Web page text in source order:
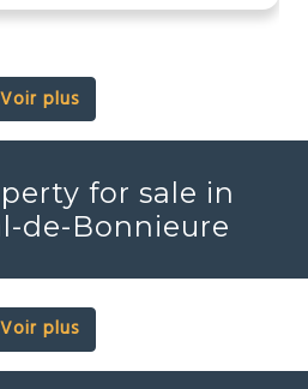
Voir plus
for sale in
de-Bonnieure
Voir plus